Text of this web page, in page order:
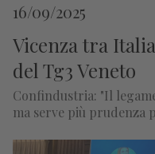
16/09/2025
Vicenza tra
del Tg3 Veneto
Confindustria: "Il
ma serve più prudenza